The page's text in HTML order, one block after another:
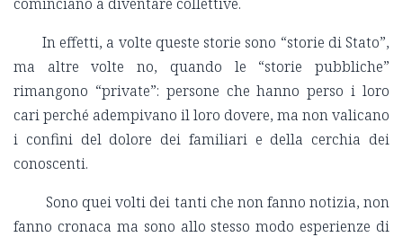
In effetti, a volte queste storie sono “storie di Stato”,
ma altre volte no, quando le “storie pubbliche”
rimangono “private”: persone che hanno perso i loro
cari perché adempivano il loro dovere, ma non valicano
i confini del dolore dei familiari e della cerchia dei
conoscenti.
Sono quei volti dei tanti che non fanno notizia, non
fanno cronaca ma sono allo stesso modo esperienze di